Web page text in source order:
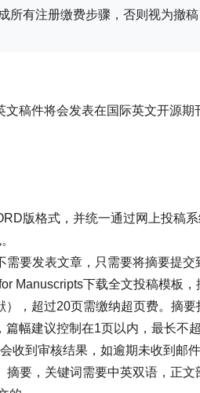
所有注册缴费步骤，否则视为撤
文稿件将会发表在国际英文开源
版格式，并统一通过网上投稿
要发表文章，只需要将摘要提交
Manuscripts下载全文投稿模板
），超过20页需缴纳超页费。摘
幅建议控制在1页以内，最长不超
收到审核结果，如逾期未收到邮
摘要，关键词需要中英双语，正